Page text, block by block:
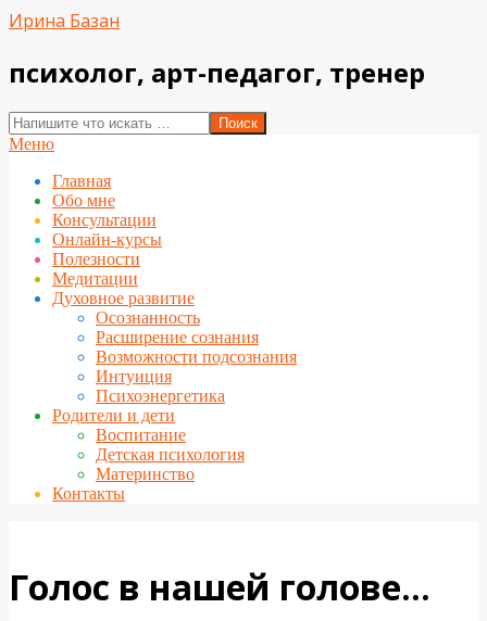
Перейти
Ирина Базан
психолог, арт-педагог, тренер
Поиск
Вторичное
навигации
Меню
Главная
Обо мне
Консультации
Онлайн-курсы
Полезности
Медитации
Духовное развитие
Осознанность
Расширение сознания
Возможности подсознания
Интуиция
Психоэнергетика
Родители и дети
Воспитание
Детская психология
Материнство
Контакты
Голос в нашей голове…